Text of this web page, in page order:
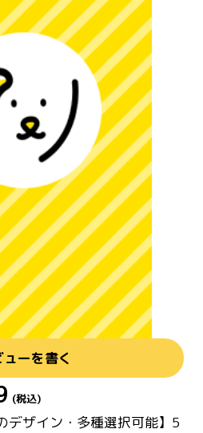
ューを書く
(税込)
デザイン・多種選択可能】5